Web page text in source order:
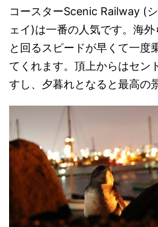
コースターScenic Railway (
ェイ)は一番の人気です。海
と回るスピードが早くて一度
てくれます。頂上からはセン
すし、夕暮れとなると最高の